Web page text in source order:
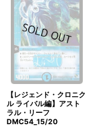
【レジェンド・クロニク
ル ライバル編】アスト
ラル・リーフ
DMC54_15/20